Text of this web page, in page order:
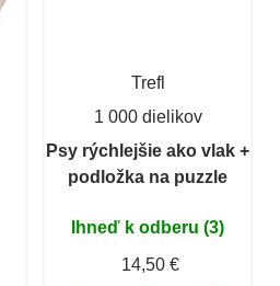
Trefl
1 000 dielikov
Psy rýchlejšie ako vlak +
podložka na puzzle
Ihneď k odberu (3)
14,50 €